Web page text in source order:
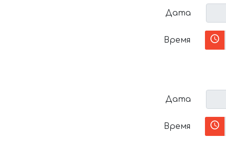
Дата
Время
Дата
Время